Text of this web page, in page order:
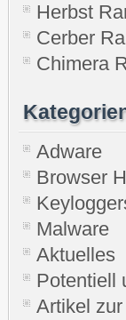
Herbst
Cerber
Chimera
Adware
Browser
Malware
Aktuelles
Potentiell
Artikel